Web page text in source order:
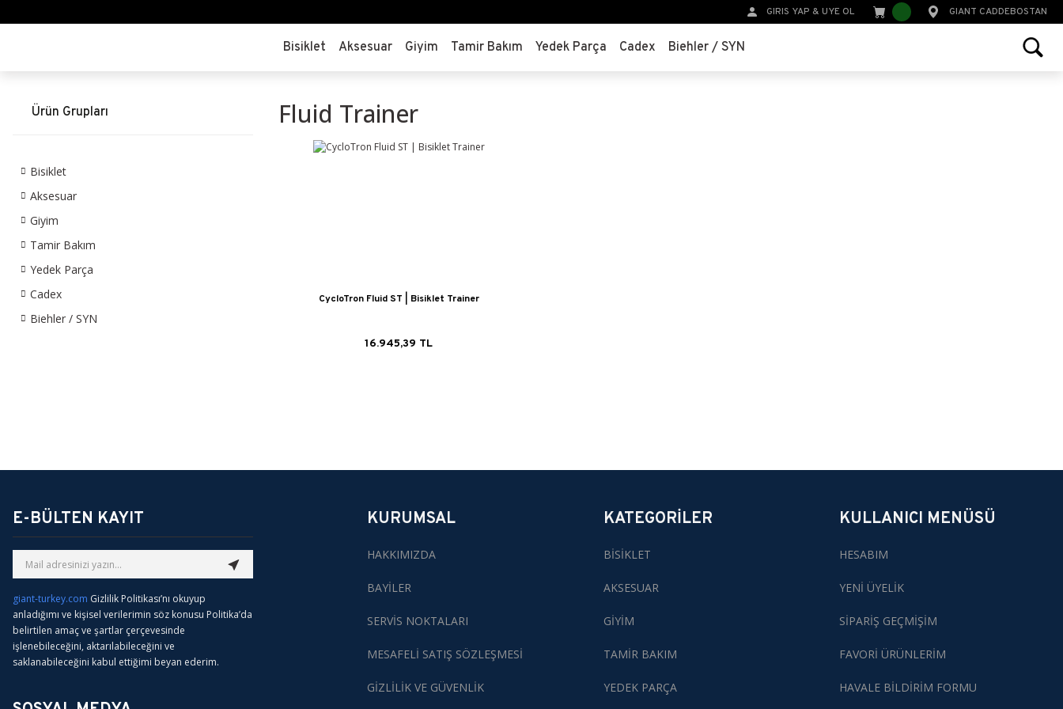
GIRIS YAP & UYE OL GIANT CADDEBOSTAN
Bisiklet Aksesuar Giyim Tamir Bakım Yedek Parça Cadex Biehler / SYN
Ürün Grupları
Bisiklet
Aksesuar
Giyim
Tamir Bakım
Yedek Parça
Cadex
Biehler / SYN
Fluid Trainer
CycloTron Fluid ST | Bisiklet Trainer
16.945,39 TL
E-BÜLTEN KAYIT
giant-turkey.com Gizlilik Politikası’nı okuyup
anladığımı ve kişisel verilerimin söz konusu Politika’da
belirtilen amaç ve şartlar çerçevesinde
işlenebileceğini, aktarılabileceğini ve
saklanabileceğini kabul ettiğimi beyan ederim.
KURUMSAL
HAKKIMIZDA
BAYİLER
SERVİS NOKTALARI
MESAFELİ SATIŞ SÖZLEŞMESİ
GİZLİLİK VE GÜVENLİK
KATEGORİLER
BİSİKLET
AKSESUAR
GİYİM
TAMİR BAKIM
YEDEK PARÇA
KULLANICI MENÜSÜ
HESABIM
YENİ ÜYELİK
SİPARİŞ GEÇMİŞİM
FAVORİ ÜRÜNLERİM
HAVALE BİLDİRİM FORMU